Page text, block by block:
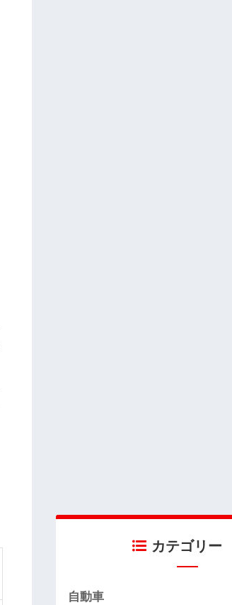
カテゴリー
自動車